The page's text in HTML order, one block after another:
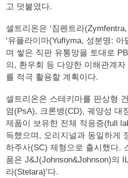
고 덧붙였다.
셀트리온은 ‘짐펜트라
‘유플라이마(Yuflyma, 성분명: 아
며 쌓은 직판 유통망을 토대로
의, 환우회 등 다양한 이해관계
를 적극 활용할 계획이다.
셀트리온은 스테키마를 판상형
염(PsA), 크론병(CD), 궤양성 대
제품이 보유한 전체 적응증(full
득했으며, 오리지널과 동일하게
하주사(SC) 제형으로 출시했다.
품은 J&J(Johnson&Johnson)의
라(Stelara)’다.